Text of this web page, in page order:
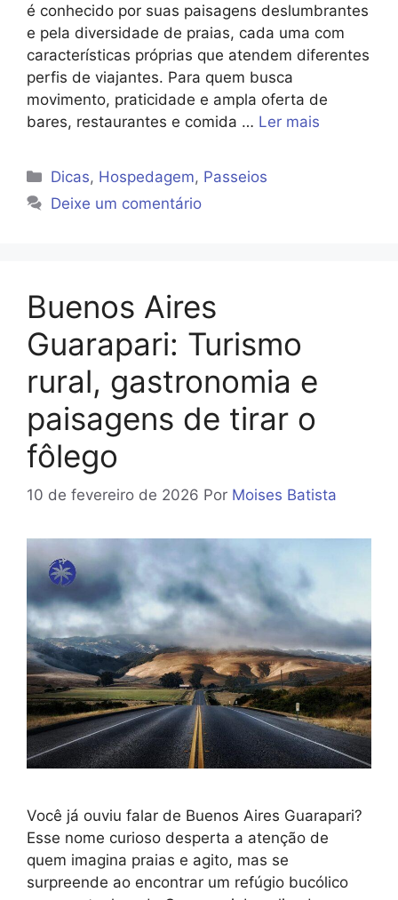
é conhecido por suas paisagens deslumbrantes
e pela diversidade de praias, cada uma com
características próprias que atendem diferentes
perfis de viajantes. Para quem busca
movimento, praticidade e ampla oferta de
bares, restaurantes e comida … Ler mais
Categorias
Dicas, Hospedagem, Passeios
Deixe um comentário
Buenos Aires
Guarapari: Turismo
rural, gastronomia e
paisagens de tirar o
fôlego
10 de fevereiro de 2026 Por Moises Batista
Você já ouviu falar de Buenos Aires Guarapari?
Esse nome curioso desperta a atenção de
quem imagina praias e agito, mas se
surpreende ao encontrar um refúgio bucólico